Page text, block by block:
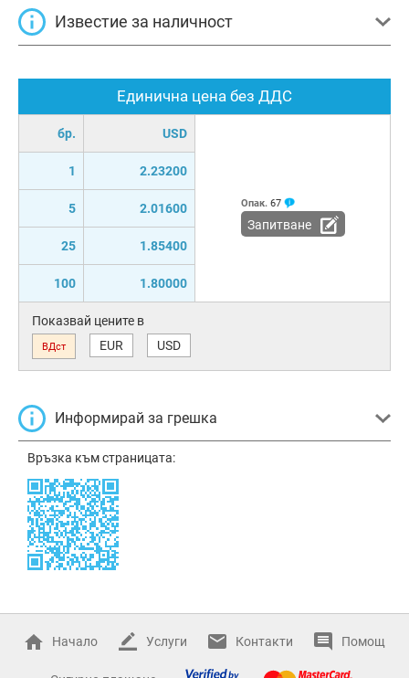
Единична цена без ДДС
бр. USD
1 2.23200
5 2.01600
25 1.85400
100 1.80000
Опак. 67
Запитване
Показвай цените в
ВДст EUR USD
Информирай за грешка
Връзка към страницата:
Известие за наличност
Начало Услуги Контакти Помощ